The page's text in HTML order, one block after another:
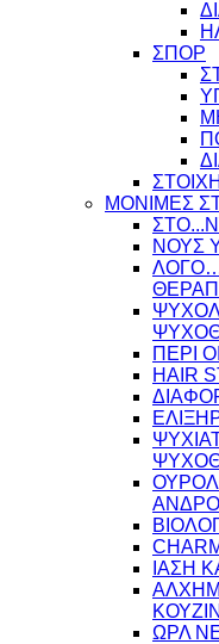
ΣΠΟΡ
ΜΟΝΙΜΕΣ
ΝΟΥΣ
ΠΕΡΙ
HAIR
ΙΑΣΗ
ΩΡΛ